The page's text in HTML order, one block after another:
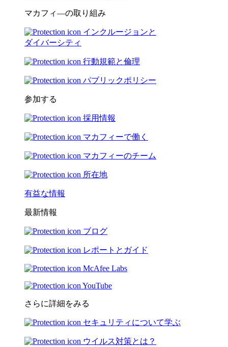
マカフィ―の取り組み
インクルージョンと
ダイバーシティ
行動規範と倫理
パブリックポリシー
参加する
採用情報
マカフィーで働く
マカフィーのチーム
所在地
有益な情報
最新情報
ブログ
レポートとガイド
McAfee Labs
YouTube
さらに詳細をみる
セキュリティについて学ぶ
ウイルス対策とは？